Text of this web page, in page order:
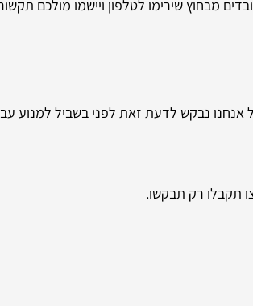
מבחוץ שירימו לטלפון ויישמו מולכם
נבקש לדעת זאת לפני בשביל למנוע
תקבלו רק תבקשו.